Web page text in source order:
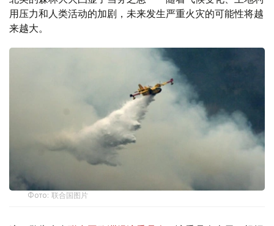
用压力和人类活动的加剧，未来发生严重火灾的可能性将越
来越大。
Фото: 联合国图片